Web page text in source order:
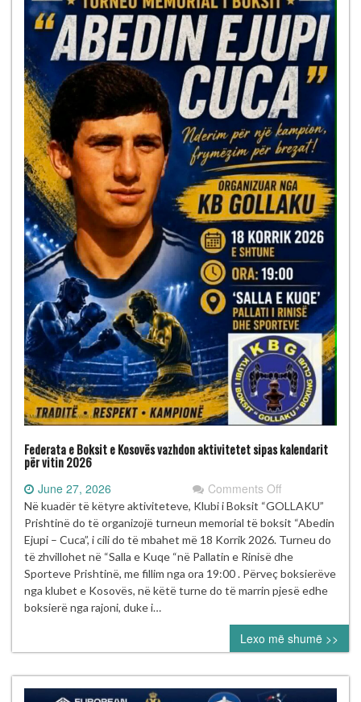
Federata e Boksit e Kosovës vazhdon aktivitetet sipas kalendarit
për vitin 2026
June 27, 2026 Comments Offon
Federata
e
Boksit
e
Kosovës
vazhdon
sipas
kalendarit
për
vitin
2026
Në kuadër të këtyre aktiviteteve, Klubi i Boksit “GOLLAKU”
Prishtinë do të organizojë turneun memorial të boksit “Abedin
Ejupi – Cuca”, i cili do të mbahet më 18 Korrik 2026. Turneu do
të zhvillohet në “Salla e Kuqe “në Pallatin e Rinisë dhe
Sporteve Prishtinë, me fillim nga ora 19:00 . Përveç boksierëve
nga klubet e Kosovës, në këtë turne do të marrin pjesë edhe
boksierë nga rajoni, duke i…
Lexo më shumë >>